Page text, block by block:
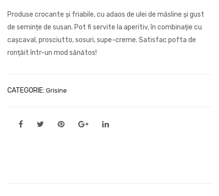
min
țe
aș
Produse crocante și friabile, cu adaos de ulei de măsline și gust
de semințe de susan. Pot fi servite la aperitiv, în combinație cu
cașcaval, prosciutto, sosuri, supe-creme. Satisfac pofta de
ronțăit într-un mod sănătos!
CATEGORIE: Grisine